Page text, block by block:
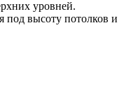
уровней.
под высоту потолков и